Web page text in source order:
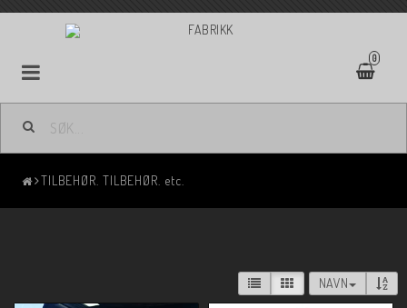
0
TILBEHØR. TILBEHØR. etc.
NAVN